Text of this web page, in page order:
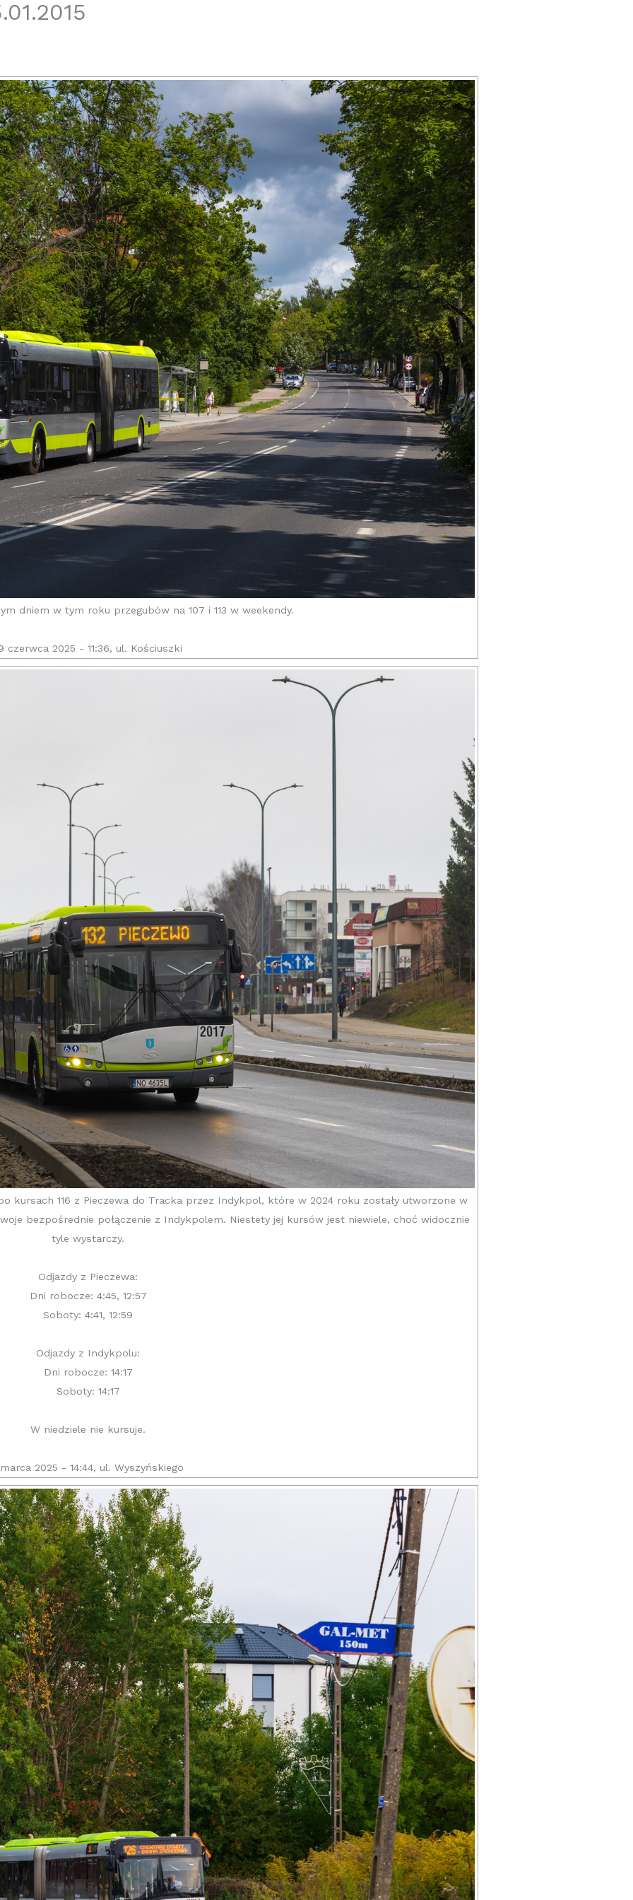
dniem w tym roku przegubów na 107 i 113 w weekendy.
czerwca 2025 - 11:36, ul. Kościuszki
kursach 116 z Pieczewa do Tracka przez Indykpol, które w 2024 roku zostały utworzone w
bezpośrednie połączenie z Indykpolem. Niestety jej kursów jest niewiele, choć widocznie
tyle wystarczy.
Odjazdy z Pieczewa:
Dni robocze: 4:45, 12:57
Soboty: 4:41, 12:59
Odjazdy z Indykpolu:
Dni robocze: 14:17
Soboty: 14:17
W niedziele nie kursuje.
2025 - 14:44, ul. Wyszyńskiego